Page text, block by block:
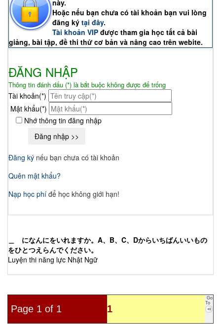
này.
Hoặc nếu bạn chưa có tài khoản bạn vui lòng
đăng kýtại đây.
Tài khoản VIP được tham gia học tất cả bài
giảng, bài tập, đề thi thử cơ bản và nâng cao trên webite.
ĐĂNG NHẬP
Thông tin đánh dấu (*) là bắt buộc không được để trống
Tài khoản(*)
Mật khẩu(*)
Nhớ thông tin đăng nhập
Đăng ký nếu bạn chưa có tài khoản
Quên mật khẩu?
Nạp học phí để học không giới hạn!
＿ になんにをいれますか。A、B、C、Dからいちばんいいもの
をひとつえらんでください。
Luyện thi năng lực Nhật Ngữ
Page 1 of 1 1
Go
To